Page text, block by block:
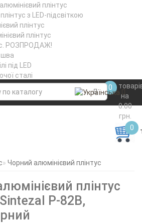
плінтус
з LED-підсвіткою
плінтус
плінтус
РОЗПРОДАЖ!
шва
під LED
сталі
0
на
0.00
грн.
0
Чорний алюмінієвий плінтус
плінтус
P-82B,